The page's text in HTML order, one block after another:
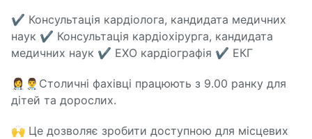
✔️ Консультація кардіолога, кандидата медичних
наук ✔️ Консультація кардіохірурга, кандидата
медичних наук ✔️ ЕХО кардіографія ✔️ ЕКГ
👩‍⚕️👨‍⚕️Столичні фахівці працюють з 9.00 ранку для
дітей та дорослих.
🙌 Це дозволяє зробити доступною для місцевих